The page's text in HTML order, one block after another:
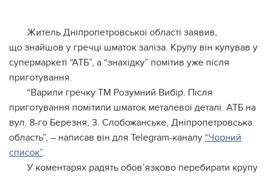
Житель Дніпропетровської області заявив,
що знайшов у гречці шматок заліза. Крупу він купував у
супермаркеті “АТБ”, а “знахідку” помітив уже після
приготування.
“Варили гречку ТМ Розумний Вибір. Після
приготування помітили шматок металевої деталі. АТБ на
вул. 8-го Березня, 3. Слобожанське, Дніпропетровська
область”, – написав він для Telegram-каналу “Чорний
список”.
У коментарях радять обов’язково перебирати крупу